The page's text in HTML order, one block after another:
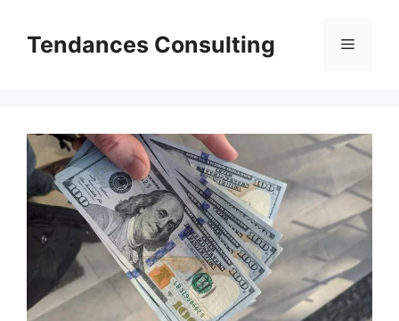
contenuTendances Consulting Menu